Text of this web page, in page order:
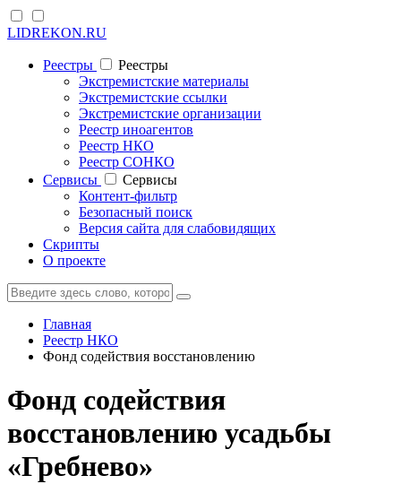
LIDREKON.RU
Реестры
Реестры
Экстремистские материалы
Экстремистские ссылки
Экстремистские организации
Реестр иноагентов
Реестр НКО
Реестр СОНКО
Cервисы
Cервисы
Контент-фильтр
Безопасный поиск
Версия сайта для слабовидящих
Скрипты
О проекте
Главная
Реестр НКО
Фонд содействия восстановлению
Фонд содействия
восстановлению усадьбы
«Гребнево»